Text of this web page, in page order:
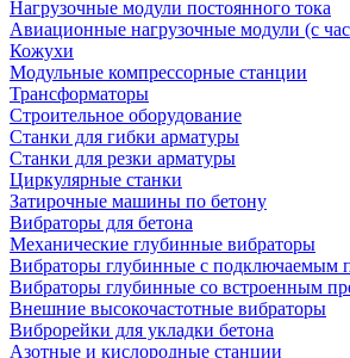
Нагрузочные модули постоянного тока
Авиационные нагрузочные модули (с
Кожухи
Модульные компрессорные станции
Трансформаторы
Строительное оборудование
Станки для гибки арматуры
Станки для резки арматуры
Циркулярные станки
Затирочные машины по бетону
Вибраторы для бетона
Механические глубинные вибраторы
Вибраторы глубинные с подключаемым
Вибраторы глубинные со встроенным
Внешние высокочастотные вибраторы
Виброрейки для укладки бетона
Азотные и кислородные станции